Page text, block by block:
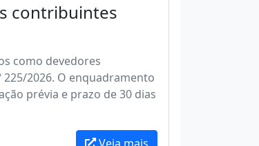
contribuintes
como devedores
2026. O enquadramento
prévia e prazo de 30 dias